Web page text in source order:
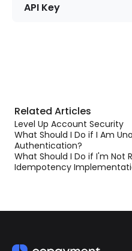
API Key
Related Articles
Level Up Account Security
What Should I Do if I Am
Authentication?
What Should I Do if I'm Not
Idempotency